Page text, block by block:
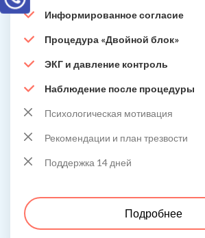
Информированное согласие
Процедура «Двойной блок»
ЭКГ и давление контроль
Наблюдение после процедуры
Психологическая мотивация
Рекомендации и план трезвости
Поддержка 14 дней
Подробнее